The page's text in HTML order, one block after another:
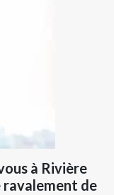
à Rivière
ravalement de